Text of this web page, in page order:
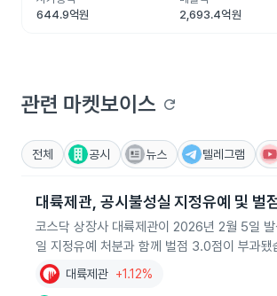
644.9억원
2,693.4억원
관련 마켓보이스 refresh
전체 공시 뉴스 텔레그램
대륙제관, 공시불성실 지정유예 및 벌
코스닥 상장사 대륙제관이 2026년 2월 5일
일 지정유예 처분과 함께 벌점 3.0점이 부과
대륙제관 +1.12%